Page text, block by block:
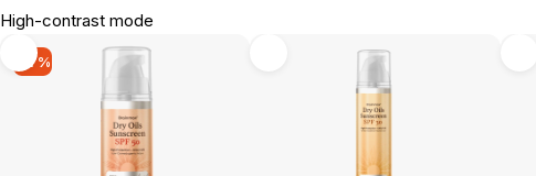
High-contrast mode
-11 %